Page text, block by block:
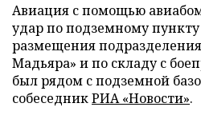
Авиация с помощью
удар по подземному
размещения
Мадьяра» и по складу с
был рядом с подземной
собеседникРИА «Новости».